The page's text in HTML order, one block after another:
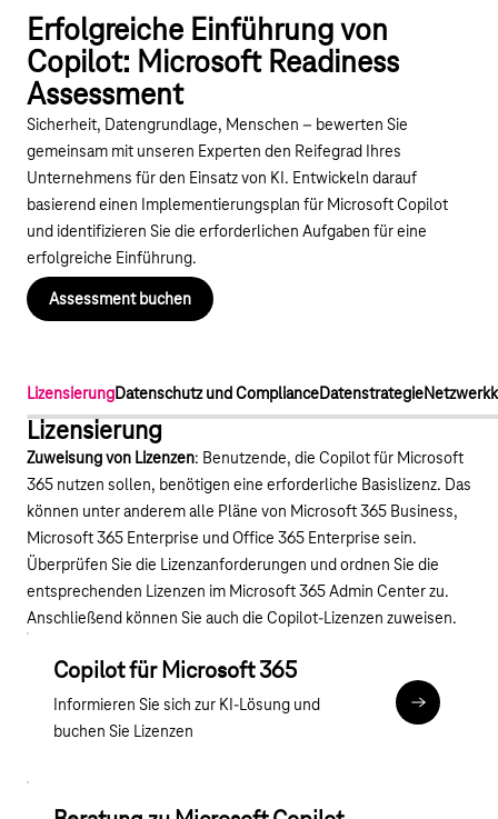
Erfolgreiche Einführung von
Copilot: Microsoft Readiness
Assessment
Sicherheit, Datengrundlage, Menschen – bewerten Sie
gemeinsam mit unseren Experten den Reifegrad Ihres
Unternehmens für den Einsatz von KI. Entwickeln darauf
basierend einen Implementierungsplan für Microsoft Copilot
und identifizieren Sie die erforderlichen Aufgaben für eine
erfolgreiche Einführung.
Assessment buchen
LizensierungDatenschutz und ComplianceDatenstrategie
Lizensierung
Zuweisung von Lizenzen: Benutzende, die Copilot für Microsoft
365 nutzen sollen, benötigen eine erforderliche Basislizenz. Das
können unter anderem alle Pläne von Microsoft 365 Business,
Microsoft 365 Enterprise und Office 365 Enterprise sein.
Überprüfen Sie die Lizenzanforderungen und ordnen Sie die
entsprechenden Lizenzen im Microsoft 365 Admin Center zu.
Anschließend können Sie auch die Copilot-Lizenzen zuweisen.
Copilot für Microsoft 365
Informieren Sie sich zur KI-Lösung und
buchen Sie Lizenzen
Zu